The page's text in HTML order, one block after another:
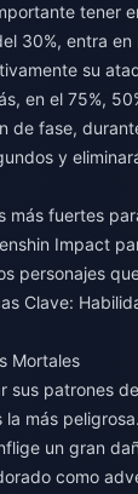
tener
30%, entra en
su
en el 75%,
de fase,
y
más fuertes
Impact
personajes
Clave:
Mortales
sus patrones
la más
un gran
como